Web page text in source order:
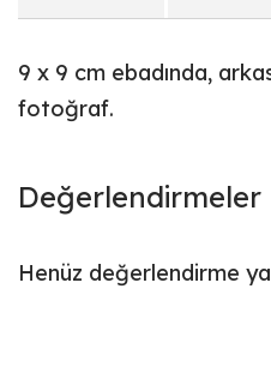
9 x 9 cm ebadında,
fotoğraf.
Değerlendirmeler
Henüz değerlendirme